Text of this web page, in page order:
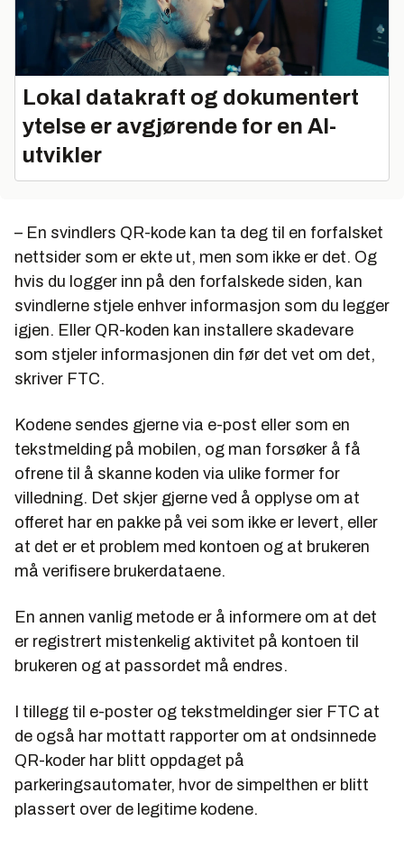
Lokal datakraft og dokumentert
ytelse er avgjørende for en AI-
utvikler
– En svindlers QR-kode kan ta deg til en forfalsket
nettsider som er ekte ut, men som ikke er det. Og
hvis du logger inn på den forfalskede siden, kan
svindlerne stjele enhver informasjon som du legger
igjen. Eller QR-koden kan installere skadevare
som stjeler informasjonen din før det vet om det,
skriver FTC.
Kodene sendes gjerne via e-post eller som en
tekstmelding på mobilen, og man forsøker å få
ofrene til å skanne koden via ulike former for
villedning. Det skjer gjerne ved å opplyse om at
offeret har en pakke på vei som ikke er levert, eller
at det er et problem med kontoen og at brukeren
må verifisere brukerdataene.
En annen vanlig metode er å informere om at det
er registrert mistenkelig aktivitet på kontoen til
brukeren og at passordet må endres.
I tillegg til e-poster og tekstmeldinger sier FTC at
de også har mottatt rapporter om at ondsinnede
QR-koder har blitt oppdaget på
parkeringsautomater, hvor de simpelthen er blitt
plassert over de legitime kodene.